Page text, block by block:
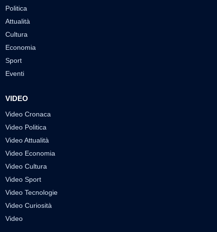
Politica
Attualità
Cultura
Economia
Sport
Eventi
VIDEO
Video Cronaca
Video Politica
Video Attualità
Video Economia
Video Cultura
Video Sport
Video Tecnologie
Video Curiosità
Video